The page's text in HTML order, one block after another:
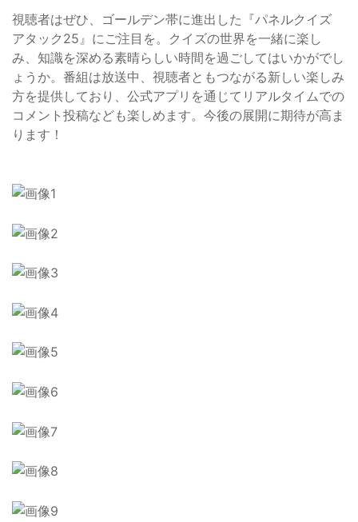
視聴者はぜひ、ゴールデン帯に進出した『パネルクイズ
アタック25』にご注目を。クイズの世界を一緒に楽し
み、知識を深める素晴らしい時間を過ごしてはいかがでし
ょうか。番組は放送中、視聴者ともつながる新しい楽しみ
方を提供しており、公式アプリを通じてリアルタイムでの
コメント投稿なども楽しめます。今後の展開に期待が高ま
ります！